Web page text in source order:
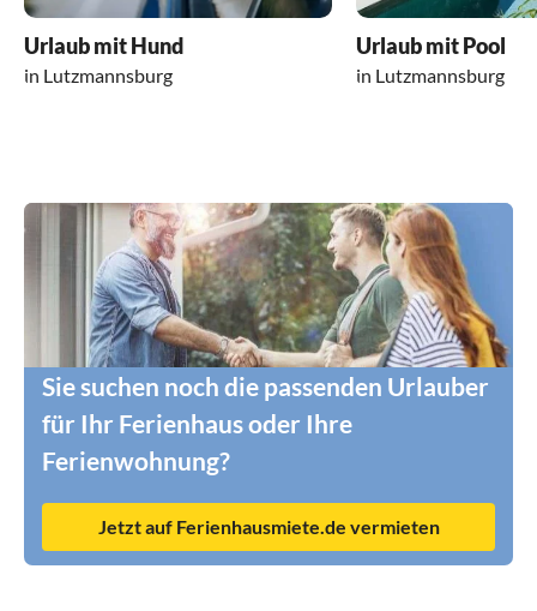
Urlaub mit Hund
in Lutzmannsburg
Urlaub mit Pool
in Lutzmannsburg
Sie suchen noch die passenden Urlauber
für Ihr Ferienhaus oder Ihre
Ferienwohnung?
Jetzt auf Ferienhausmiete.de vermieten